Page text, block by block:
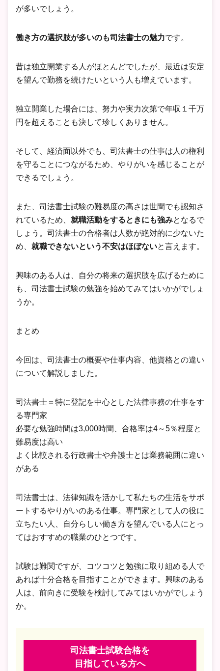
が多いでしょう。
働き方の選択肢が多いのも司法書士の魅力です。
昔は独立開業する人がほとんどでしたが、最近は安定
を望んで勤務を続けたいという人も増えています。
独立開業した場合には、努力や実力次第で年収１千万
円を超えることも決して珍しくありません。
そして、経済面以外でも、司法書士の仕事は人の権利
を守ることにつながるため、やりがいを感じることが
できるでしょう。
また、司法書士試験の難易度の高さは世間でも認知さ
れているため、 就職活動をするときにも強みとなるで
しょう。司法書士の合格者は人数が絶対的に少ないた
め、 就職できないという不安はほぼないと言えます。
興味のある人は、自分の将来の選択肢を広げるために
も、司法書士試験の勉強を始めてみてはいかがでしょ
うか。
まとめ
今回は、司法書士の概要や仕事内容、他資格との違い
について解説しました。
司法書士＝特に登記を中心とした法律事務の仕事をす
る専門家
必要な勉強時間は3,000時間、合格率は4～5％程度と
難易度は高い
よく比較される行政書士や弁護士とは業務範囲に違い
がある
司法書士は、法律知識を活かして私たちの生活をサポ
ートするやりがいのある仕事。専門家として人の役に
立ちたい人、自分らしい働き方を望んでいる人にとっ
てはおすすめの職業のひとつです。
試験は難関ですが、コツコツと勉強に取り組める人で
あれば十分合格を目指すことができます。興味のある
人は、前向きに受験を検討してみてはいかがでしょう
か。
司法書士試験合格を
目指している方へ